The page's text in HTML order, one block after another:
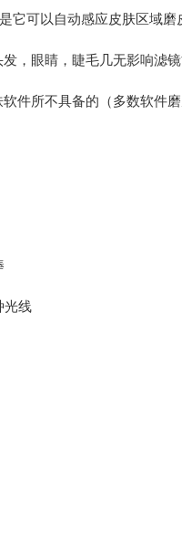
它可以自动感应皮肤区域磨
，眼睛，睫毛几无影响滤
件所不具备的（多数软件
光线